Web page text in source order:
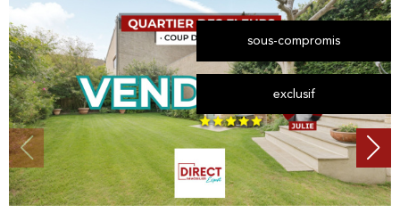
sous-compromis
exclusif